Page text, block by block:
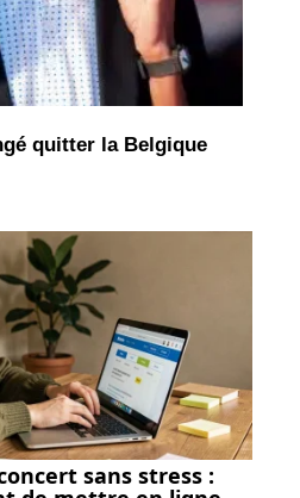
quitter la Belgique
sans stress :